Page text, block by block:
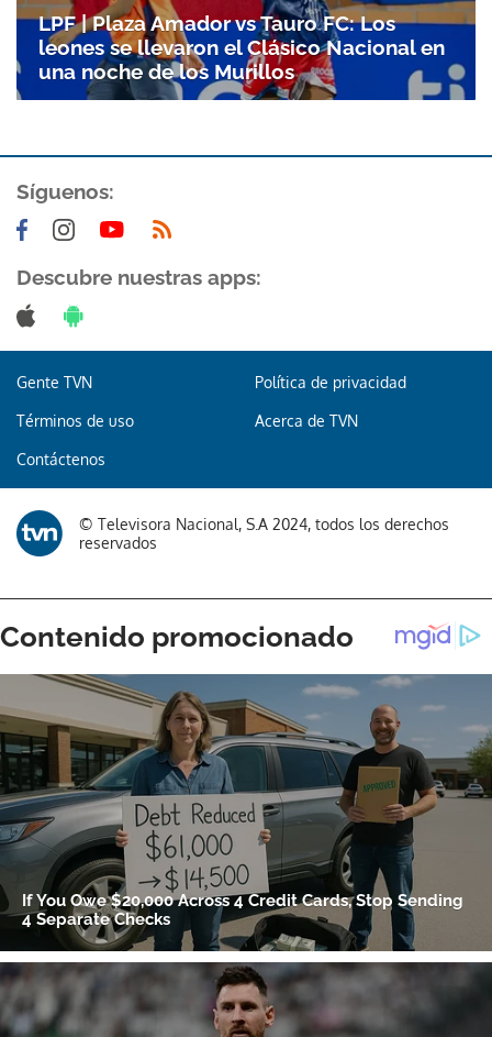
LPF | Plaza Amador vs Tauro FC: Los
leones se llevaron el Clásico Nacional en
una noche de los Murillos
Síguenos:
Descubre nuestras apps:
Gente TVN Política de privacidad
Términos de uso Acerca de TVN
Contáctenos
© Televisora Nacional, S.A 2024, todos los derechos
reservados